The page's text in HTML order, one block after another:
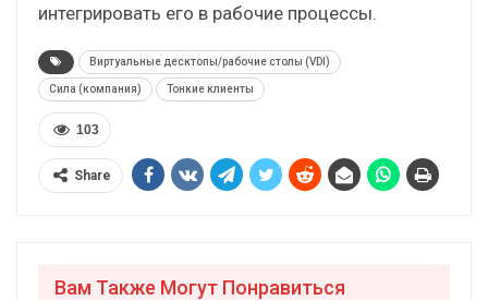
интегрировать его в рабочие процессы.
Виртуальные десктопы/рабочие столы (VDI)
Сила (компания) Тонкие клиенты
103
Share
Вам Также Могут Понравиться